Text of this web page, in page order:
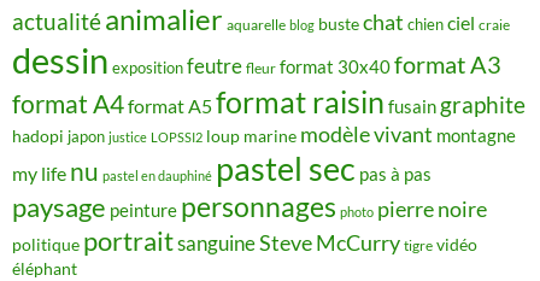
actualitéanimalier aquarelle blog bustechat chienciel craie
dessin expositionfeutre fleur format 30x40format A3
format A4format A5format raisin fusain graphite
hadopi japon justice LOPSSI2 loup marine modèle vivant montagne
my life nu pastel en dauphiné pastel sec pas à pas
paysage peinture personnages photo pierre noire
politique portraitsanguineSteve McCurry tigre vidéo
éléphant